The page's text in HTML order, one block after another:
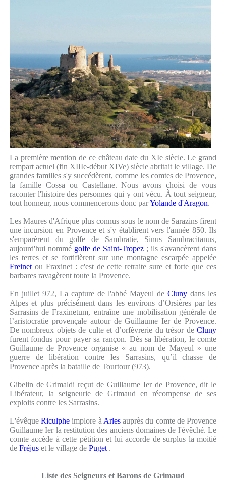
La première mention de ce château date du XIe siècle. Le grand
rempart actuel (fin XIIIe-début XIVe) siècle abritait le village. De
grandes familles s'y succédèrent, comme les comtes de Provence,
la famille Cossa ou Castellane. Nous avons choisi de vous
raconter l'histoire des personnes qui y ont vécu. À tout seigneur,
tout honneur, nous commencerons donc parYolande d'Aragon.
Les Maures d'Afrique plus connus sous le nom de Sarazins firent
une incursion en Provence et s'y établirent vers l'année 850. Ils
s'emparèrent du golfe de Sambratie, Sinus Sambracitanus,
aujourd'hui nommé golfe de Saint-Tropez ; ils s'avancèrent dans
les terres et se fortifièrent sur une montagne escarpée appelée
Freinetou Fraxinet : c'est de cette retraite sure et forte que ces
barbares ravagèrent toute la Provence.
En juillet 972, La capture de l'abbé Mayeul deCluny dans les
Alpes et plus précisément dans les environs d’Orsières par les
Sarrasins de Fraxinetum, entraîne une mobilisation générale de
l’aristocratie provençale autour de Guillaume Ier de Provence.
De nombreux objets de culte et d’orfèvrerie du trésor deCluny
furent fondus pour payer sa rançon. Dès sa libération, le comte
Guillaume de Provence organise « au nom de Mayeul » une
guerre de libération contre les Sarrasins, qu’il chasse de
Provence après la bataille de Tourtour (973).
Gibelin de Grimaldi reçut de Guillaume Ier de Provence, dit le
Libérateur, la seigneurie de Grimaud en récompense de ses
exploits contre les Sarrasins.
L'évêqueRiculphe implore à Arlesauprès du comte de Provence
Guillaume Ier la restitution des anciens domaines de l'évêché. Le
comte accède à cette pétition et lui accorde de surplus la moitié
de Fréjuset le village de Puget.
Liste des Seigneurs et Barons de Grimaud